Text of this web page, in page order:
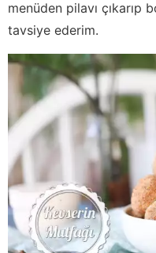
menüden pilavı çıkarıp
tavsiye ederim.